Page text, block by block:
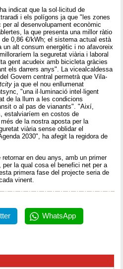
indicat que la sol·licitud de
i els polígons ja que "les zones
al desenvolupament econòmic
la que presenta una millor ràtio
0,86 €/kWh; el sistema actual està
un alt consum energètic i no afavoreix
la seguretat viària i laboral
gent acudeix amb bicicleta gràcies
els darrers anys". La vicealcaldessa
Govern central permetrà que Vila-
ja que el nou enllumenat
"una il·luminació intel·ligent
de la llum a les condicions
o al pas de vianants". "Així,
estalviaríem en costos de
de la nostra aposta per la
viària sense oblidar el
2030", ha afegit la regidora de
en deu anys, amb un primer
la qual cosa el benefici net per a
primera fase del projecte seria de
vinent.
WhatsApp